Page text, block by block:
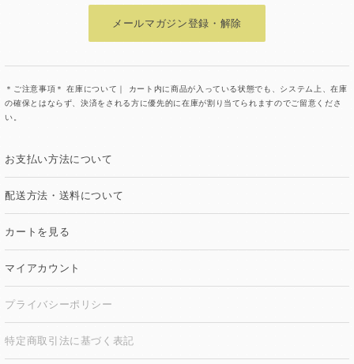
メールマガジン登録・解除
＊ご注意事項＊ 在庫について｜ カート内に商品が入っている状態でも、システム上、在庫
の確保とはならず、決済をされる方に優先的に在庫が割り当てられますのでご留意くださ
い。
お支払い方法について
配送方法・送料について
カートを見る
マイアカウント
プライバシーポリシー
特定商取引法に基づく表記